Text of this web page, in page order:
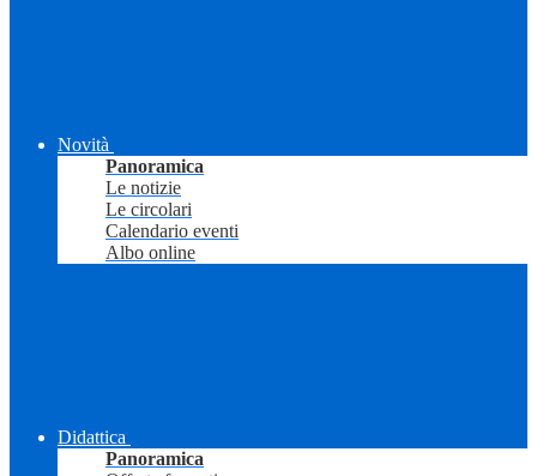
Novità
Panoramica
Le notizie
Le circolari
Calendario eventi
Albo online
Didattica
Panoramica